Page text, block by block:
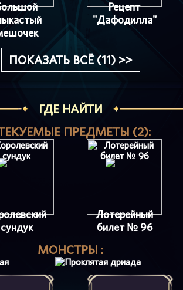
Рецепт
"Дафодилла"
ПОКАЗАТЬ ВСЁ (11) >>
ГДЕ НАЙТИ
ПРЕДМЕТЫ (2):
сундук
Лотерейный
билет № 96
МОНСТРЫ :